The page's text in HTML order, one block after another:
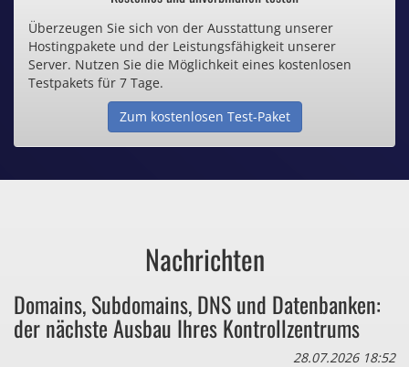
Inklusive .de Domain
Webspace ab 1,25€ / Monat
Günstige SSL-Zertifikate
Bezahlen Sie auch zu viel
für Dinge, die sie gar nicht brauchen?
Überzeugen Sie sich von der Ausstattung unserer
Hostingpakete und der Leistungsfähigkeit unserer
Server. Nutzen Sie die Möglichkeit eines kostenlosen
Testpakets für 7 Tage.
Zum kostenlosen Test-Paket
Nachrichten
Domains, Subdomains, DNS und Datenbanken:
der nächste Ausbau Ihres Kontrollzentrums
28.07.2026 18:52